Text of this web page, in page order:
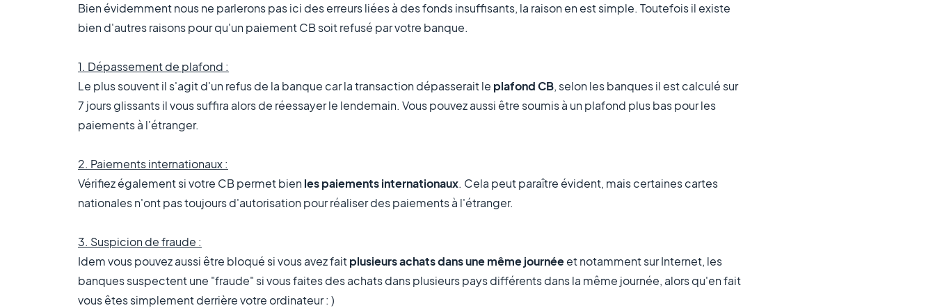
Bien évidemment nous ne parlerons pas ici des erreurs liées à des fonds insuffisants, la raison en est simple. Toutefois il existe
bien d'autres raisons pour qu'un paiement CB soit refusé par votre banque.
1. Dépassement de plafond :
Le plus souvent il s'agit d'un refus de la banque car la transaction dépasserait le plafond CB, selon les banques il est calculé sur
7 jours glissants il vous suffira alors de réessayer le lendemain. Vous pouvez aussi être soumis à un plafond plus bas pour les
paiements à l'étranger.
2. Paiements internationaux :
Vérifiez également si votre CB permet bienles paiements internationaux. Cela peut paraître évident, mais certaines cartes
nationales n'ont pas toujours d'autorisation pour réaliser des paiements à l'étranger.
3. Suspicion de fraude :
Idem vous pouvez aussi être bloqué si vous avez faitplusieurs achats dans une même journéeet notamment sur Internet, les
banques suspectent une "fraude" si vous faites des achats dans plusieurs pays différents dans la même journée, alors qu'en fait
vous êtes simplement derrière votre ordinateur : )